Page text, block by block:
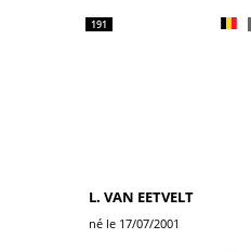
191
L. VAN EETVELT
né le 17/07/2001